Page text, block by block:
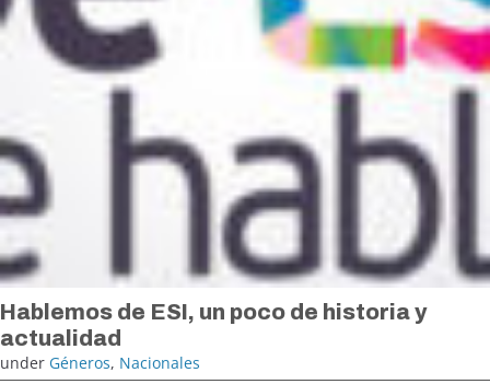
Hablemos de ESI, un poco de historia y
actualidad
under Géneros, Nacionales